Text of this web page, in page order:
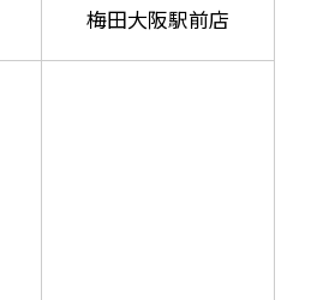
梅田大阪駅前店